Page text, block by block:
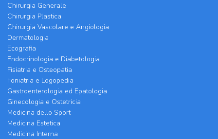
Chirurgia Generale
Chirurgia Plastica
Chirurgia Vascolare e Angiologia
Dermatologia
Ecografia
Endocrinologia e Diabetologia
Fisiatria e Osteopatia
Foniatria e Logopedia
Gastroenterologia ed Epatologia
Ginecologia e Ostetricia
Medicina dello Sport
Medicina Estetica
Medicina Interna